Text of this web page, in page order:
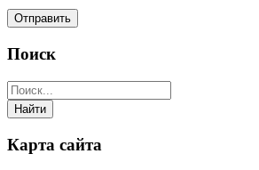
Поиск
Карта сайта